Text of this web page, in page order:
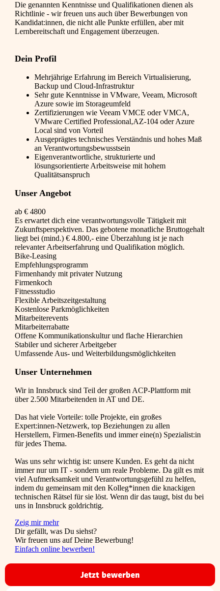
Die genannten Kenntnisse und Qualifikationen dienen als
Richtlinie - wir freuen uns auch über Bewerbungen von
Kandidat:innen, die nicht alle Punkte erfüllen, aber mit
Lernbereitschaft und Engagement überzeugen.
Dein Profil
Mehrjährige Erfahrung im Bereich Virtualisierung,
Backup und Cloud-Infrastruktur
Sehr gute Kenntnisse in VMware, Veeam, Microsoft
Azure sowie im Storageumfeld
Zertifizierungen wie Veeam VMCE oder VMCA,
VMware Certified Professional,AZ-104 oder Azure
Local sind von Vorteil
Ausgeprägtes technisches Verständnis und hohes Maß
an Verantwortungsbewusstsein
Eigenverantwortliche, strukturierte und
lösungsorientierte Arbeitsweise mit hohem
Qualitätsanspruch
Unser Angebot
ab € 4800
Es erwartet dich eine verantwortungsvolle Tätigkeit mit
Zukunftsperspektiven. Das gebotene monatliche Bruttogehalt
liegt bei (mind.) € 4.800,- eine Überzahlung ist je nach
relevanter Arbeitserfahrung und Qualifikation möglich.
Bike-Leasing
Empfehlungsprogramm
Firmenhandy mit privater Nutzung
Firmenkoch
Fitnessstudio
Flexible Arbeitszeitgestaltung
Kostenlose Parkmöglichkeiten
Mitarbeiterevents
Mitarbeiterrabatte
Offene Kommunikationskultur und flache Hierarchien
Stabiler und sicherer Arbeitgeber
Umfassende Aus- und Weiterbildungsmöglichkeiten
Unser Unternehmen
Wir in Innsbruck sind Teil der großen ACP-Plattform mit
über 2.500 Mitarbeitenden in AT und DE.
Das hat viele Vorteile: tolle Projekte, ein großes
Expert:innen-Netzwerk, top Beziehungen zu allen
Herstellern, Firmen-Benefits und immer eine(n) Spezialist:in
für jedes Thema.
Was uns sehr wichtig ist: unsere Kunden. Es geht da nicht
immer nur um IT - sondern um reale Probleme. Da gilt es mit
viel Aufmerksamkeit und Verantwortungsgefühl zu helfen,
indem du gemeinsam mit den Kolleg*innen die knackigen
technischen Rätsel für sie löst. Wenn dir das taugt, bist du bei
uns in Innsbruck goldrichtig.
Zeig mir mehr
Dir gefällt, was Du siehst?
Wir freuen uns auf Deine Bewerbung!
Einfach online bewerben!
Jetzt bewerben